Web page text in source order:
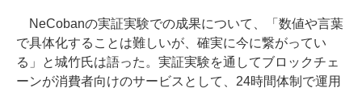
NeCobanの実証実験での成果について、「数値や言葉
で具体化することは難しいが、確実に今に繋がってい
る」と城竹氏は語った。実証実験を通してブロックチェ
ーンが消費者向けのサービスとして、24時間体制で運用